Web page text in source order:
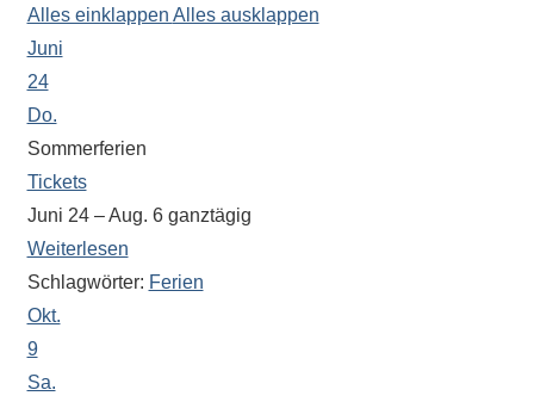
der
Schülerschaft
oder
zur
Ausstattung
der
Räume
versuchen
auf
alle
Fragen
Alles einklappen Alles ausklappen
Juni
24
Do.
Sommerferien
Tickets
Juni 24 – Aug. 6 ganztägig
Weiterlesen
Schlagwörter: Ferien
Okt.
9
Sa.